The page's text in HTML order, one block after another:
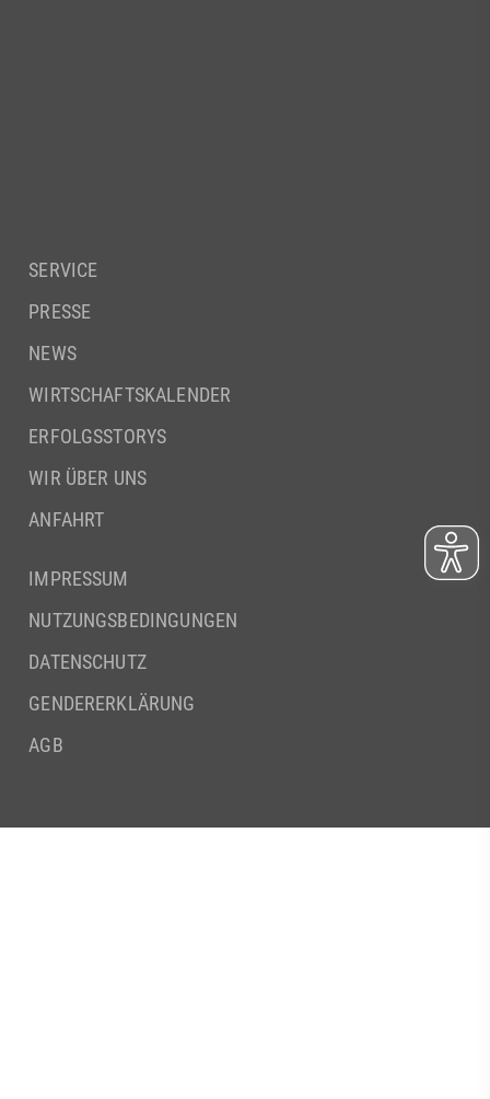
SERVICE
PRESSE
NEWS
WIRTSCHAFTSKALENDER
ERFOLGSSTORYS
WIR ÜBER UNS
ANFAHRT
IMPRESSUM
NUTZUNGSBEDINGUNGEN
DATENSCHUTZ
GENDERERKLÄRUNG
AGB